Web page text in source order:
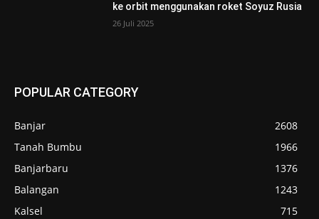
ke orbit menggunakan roket Soyuz Rusia
26 Juli 2025
POPULAR CATEGORY
Banjar
2608
Tanah Bumbu
1966
Banjarbaru
1376
Balangan
1243
Kalsel
715